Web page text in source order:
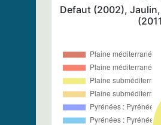
Defaut (2002),